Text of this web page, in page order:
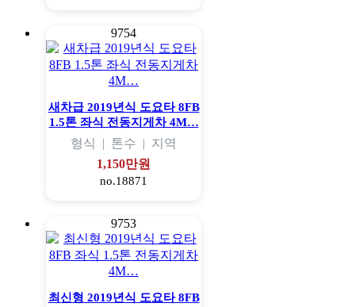
9754
새차급 2019년식 도요타 8FB
1.5톤 좌식 전동지게차 4M…
형식 | 톤수 | 지역
1,150만원
no.18871
9753
최신형 2019년식 도요타 8FB